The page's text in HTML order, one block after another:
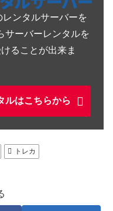
ンタルサーバーを
サーバーレンタルを
ることが出来ま
ルはこちらから
トレカ